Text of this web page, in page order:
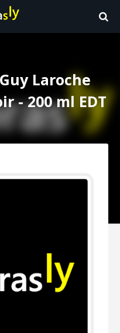
Laroche
- 200 ml EDT